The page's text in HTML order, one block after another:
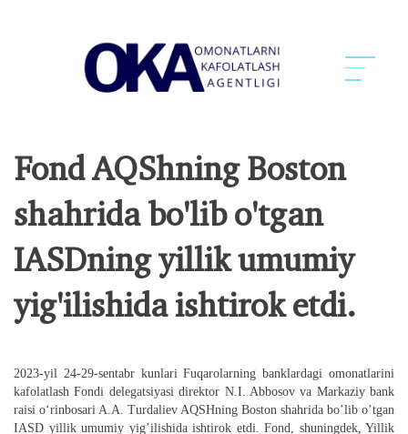
Fond AQShning Boston
shahrida bo'lib o'tgan
IASDning yillik umumiy
yig'ilishida ishtirok etdi.
2023-yil 24-29-sentabr kunlari Fuqarolarning banklardagi omonatlarini
kafolatlash Fondi delegatsiyasi direktor N.I. Abbosov va Markaziy bank
raisi o‘rinbosari A.A. Turdaliev AQSHning Boston shahrida bo’lib o’tgan
IASD yillik umumiy yig’ilishida ishtirok etdi. Fond, shuningdek, Yillik